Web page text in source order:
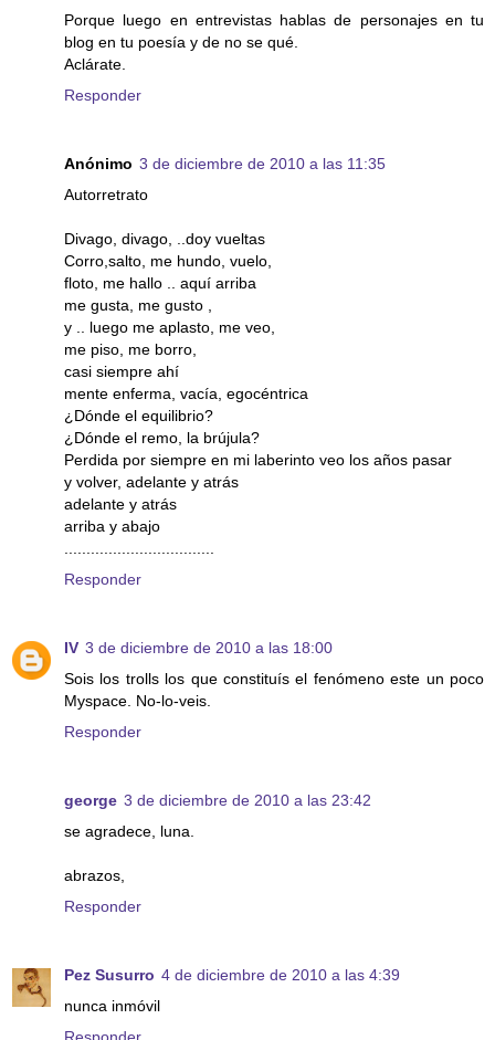
Porque luego en entrevistas hablas de personajes en tu
blog en tu poesía y de no se qué.
Aclárate.
Responder
Anónimo 3 de diciembre de 2010 a las 11:35
Autorretrato
Divago, divago, ..doy vueltas
Corro,salto, me hundo, vuelo,
floto, me hallo .. aquí arriba
me gusta, me gusto ,
y .. luego me aplasto, me veo,
me piso, me borro,
casi siempre ahí
mente enferma, vacía, egocéntrica
¿Dónde el equilibrio?
¿Dónde el remo, la brújula?
Perdida por siempre en mi laberinto veo los años pasar
y volver, adelante y atrás
adelante y atrás
arriba y abajo
Responder
IV 3 de diciembre de 2010 a las 18:00
Sois los trolls los que constituís el fenómeno este un poco
Myspace. No-lo-veis.
Responder
george 3 de diciembre de 2010 a las 23:42
se agradece, luna.
abrazos,
Responder
Pez Susurro 4 de diciembre de 2010 a las 4:39
nunca inmóvil